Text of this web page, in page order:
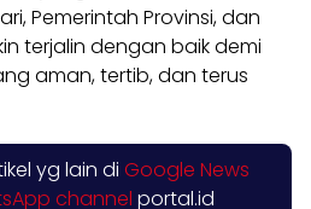
Pemerintah Provinsi, dan
terjalin dengan baik demi
aman, tertib, dan terus
yg lain di Google News
channel portal.id